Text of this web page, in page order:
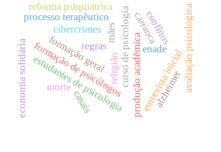
curso de psicologia
formação de psicólogosprodução acadêmica
religião
enade
estudantes de psicologia
formação geral
mães
entrevista inicialavaliação psicológica
casais
conflitos
processo terapêutico
alzheimer
cibercrimes carranca
morte
regras
economia solidária
reforma psiquiátrica